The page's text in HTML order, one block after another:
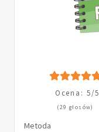
Ocena: 5/5
(29 głosów)
Metoda